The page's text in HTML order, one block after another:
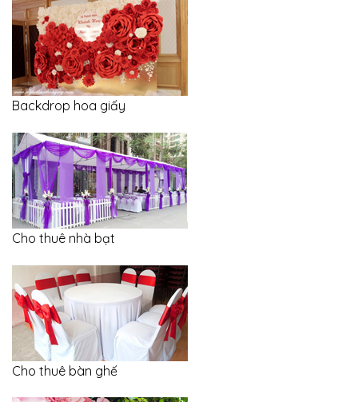
Backdrop hoa giấy
Cho thuê nhà bạt
Cho thuê bàn ghế